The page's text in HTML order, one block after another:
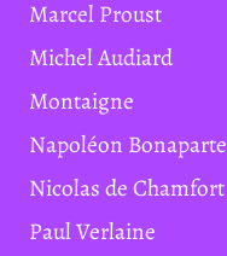
Marcel Proust
Michel Audiard
Montaigne
Napoléon Bonaparte
Nicolas de Chamfort
Paul Verlaine